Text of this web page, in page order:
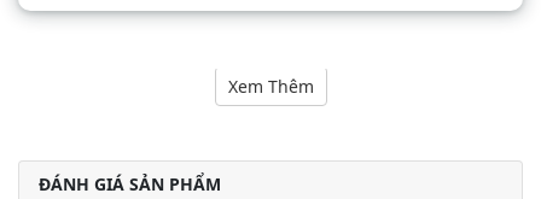
Nội dung
Xem Thêm
ĐÁNH GIÁ SẢN PHẨM